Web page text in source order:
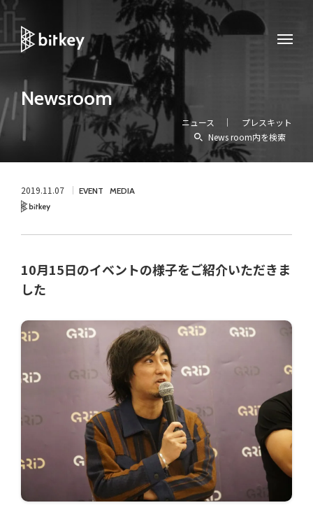
Newsroom
ニュース
プレスキット
News room内を検索
2019.11.07 EVENT MEDIA
10月15日のイベントの様子をご紹介いただきま
した